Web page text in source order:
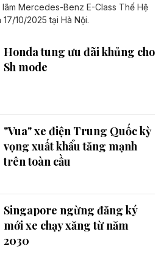
lãm Mercedes-Benz E-Class Thế Hệ
10/2025 tại Hà Nội.
Honda tung ưu đãi khủng cho
Sh mode
"Vua" xe điện Trung Quốc kỳ
vọng xuất khẩu tăng mạnh
trên toàn cầu
Singapore ngừng đăng ký
mới xe chạy xăng từ năm
2030